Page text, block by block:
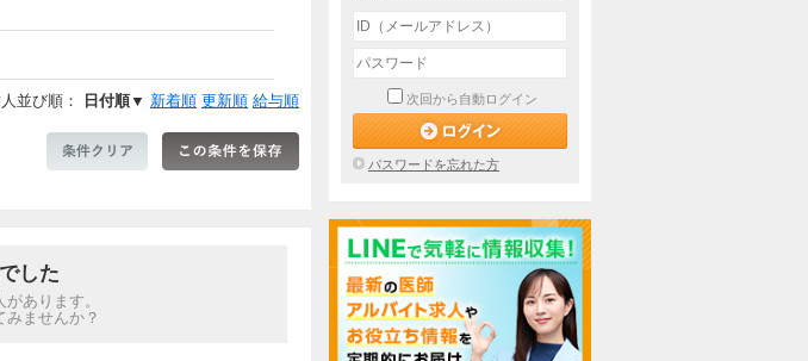
並び順： 日付順▼ 新着順 更新順 給与順
した
あります。
ませんか？
次回から自動ログイン
パスワードを忘れた方